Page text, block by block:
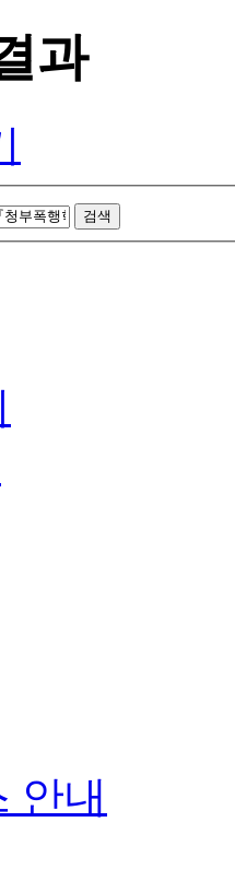
과
검색
안내